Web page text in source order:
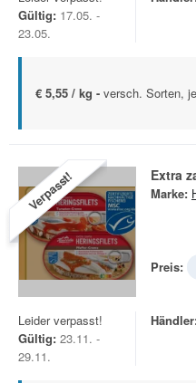
Gültig: 17.05. -
23.05.
€ 5,55 / kg - versch. Sorten,
Verpasst! Extra
Marke:
Preis:
Leider verpasst!
Gültig: 23.11. -
29.11.